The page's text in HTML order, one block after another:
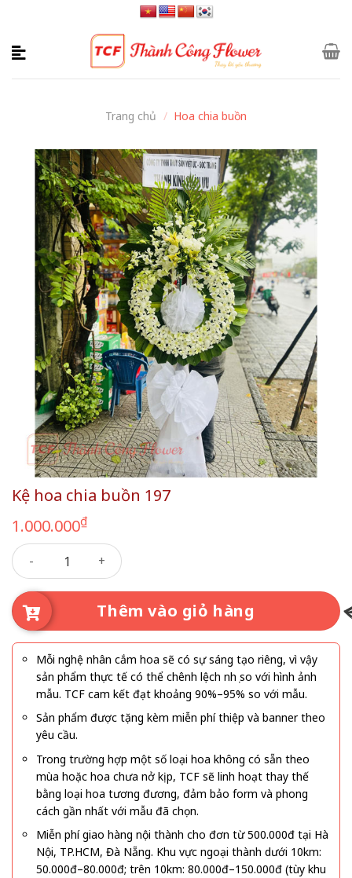
content
Trang chủ / Hoa chia buồn
Kệ hoa chia buồn 197
1.000.000₫
Kệ hoa chia buồn 197 số lượng
Thêm vào giỏ hàng
Mỗi nghệ nhân cắm hoa sẽ có sự sáng tạo riêng, vì vậy
sản phẩm thực tế có thể chênh lệch nhẹ so với hình ảnh
mẫu. TCF cam kết đạt khoảng 90%–95% so với mẫu.
Sản phẩm được tặng kèm miễn phí thiệp và banner theo
yêu cầu.
Trong trường hợp một số loại hoa không có sẵn theo
mùa hoặc hoa chưa nở kịp, TCF sẽ linh hoạt thay thế
bằng loại hoa tương đương, đảm bảo form và phong
cách gần nhất với mẫu đã chọn.
Miễn phí giao hàng nội thành cho đơn từ 500.000đ tại Hà
Nội, TP.HCM, Đà Nẵng. Khu vực ngoại thành dưới 10km:
50.000đ–80.000đ; trên 10km: 80.000đ–150.000đ (tùy khu